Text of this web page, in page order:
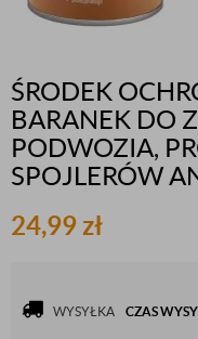
ŚRODEK
BARANEK DO
PODWOZIA,
SPOJLERÓW
24,99zł
WYSYŁKA CZAS